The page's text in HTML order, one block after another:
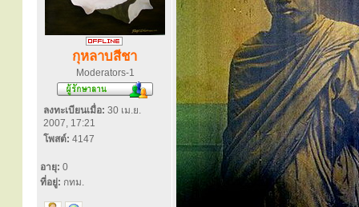
กุหลาบสีชา
Moderators-1
ลงทะเบียนเมื่อ: 30 เม.ย.
2007, 17:21
โพสต์: 4147
อายุ: 0
ที่อยู่: กทม.